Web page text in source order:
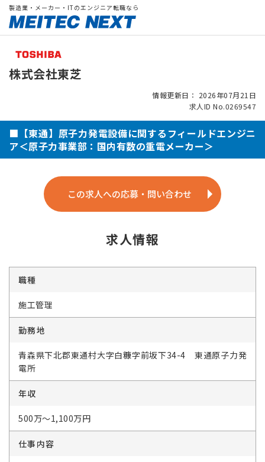
製造業・メーカー・ITのエンジニア転職なら
株式会社東芝
情報更新日： 2026年07月21日
求人ID No.0269547
■【東通】原子力発電設備に関するフィールドエンジニ
ア＜原子力事業部：国内有数の重電メーカー＞
この求人への応募・問い合わせ
求人情報
職種
施工管理
勤務地
青森県下北郡東通村大字白糠字前坂下34-4 東通原子力発
電所
年収
500万～1,100万円
仕事内容